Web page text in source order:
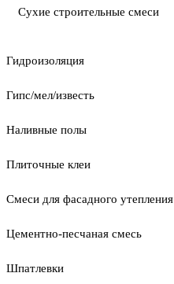
Сухие строительные смеси
Гидроизоляция
Гипс/мел/известь
Наливные полы
Плиточные клеи
Смеси для фасадного утепления
Цементно-песчаная смесь
Шпатлевки